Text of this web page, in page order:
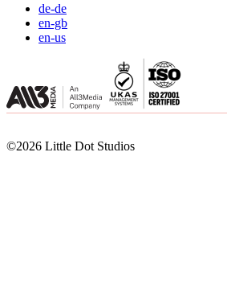
de-de
en-gb
en-us
©2026 Little Dot Studios